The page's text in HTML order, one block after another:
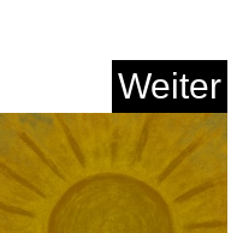
Weiter